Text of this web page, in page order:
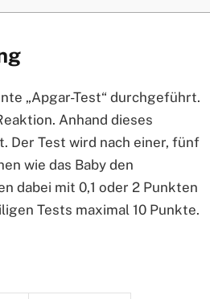
„Apgar-Test“ durchgeführt.
Anhand dieses
Der Test wird nach einer, fünf
wie das Baby den
dabei mit 0,1 oder 2 Punkten
Tests maximal 10 Punkte.